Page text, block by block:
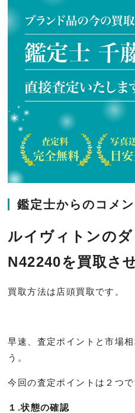
鑑定士からのコメン
ルイヴィトンの
N42240を買取さ
買取方法は店頭買取です。
早速、査定ポイントと市場
う。
今回の査定ポイントは２つで
１.状態の確認